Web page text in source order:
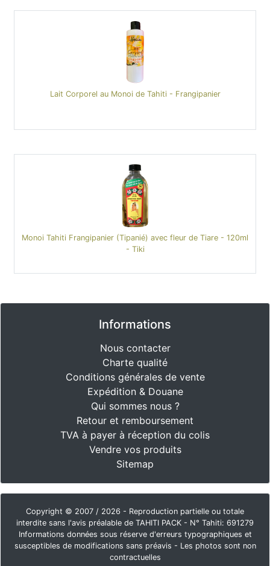
Lait Corporel au Monoi de Tahiti - Frangipanier
Monoi Tahiti Frangipanier (Tipanié) avec fleur de Tiare - 120ml
- Tiki
Informations
Nous contacter
Charte qualité
Conditions générales de vente
Expédition & Douane
Qui sommes nous ?
Retour et remboursement
TVA à payer à réception du colis
Vendre vos produits
Sitemap
Copyright © 2007 / 2026 - Reproduction partielle ou totale
interdite sans l'avis préalable de TAHITI PACK - N° Tahiti: 691279
Informations données sous réserve d'erreurs typographiques et
susceptibles de modifications sans préavis - Les photos sont non
contractuelles